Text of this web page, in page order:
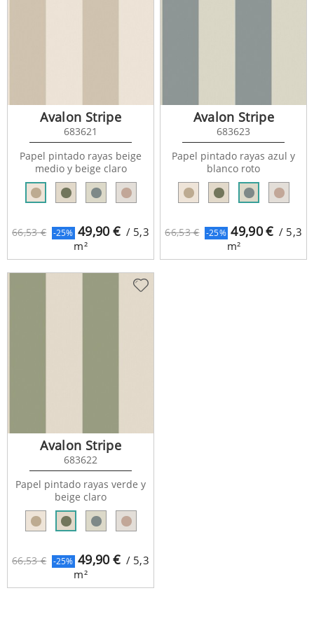
66,53 € -25% 49,90€ / 5,3
m²
Avalon Stripe
683621
Papel pintado rayas beige
medio y beige claro
66,53 € -25% 49,90€ / 5,3
m²
Avalon Stripe
683623
Papel pintado rayas azul y
blanco roto
66,53 € -25% 49,90€ / 5,3
m²
Avalon Stripe
683622
Papel pintado rayas verde y
beige claro